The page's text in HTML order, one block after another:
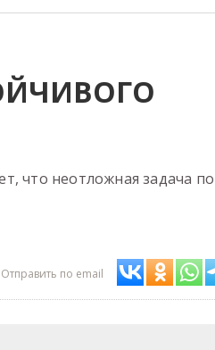
что неотложная задача
Отправить по email